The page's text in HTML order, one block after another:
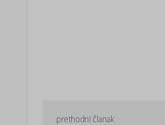
prethodni članak